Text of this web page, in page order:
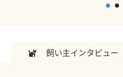
飼い主インタビュー